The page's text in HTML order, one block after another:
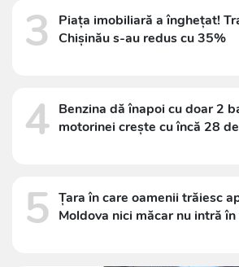
3
Piața imobiliară a înghețat!
Chișinău s-au redus cu 35%
4 Benzina dă înapoi cu doar 2
motorinei crește cu încă 28
5 Țara în care oamenii trăiesc
Moldova nici măcar nu intră